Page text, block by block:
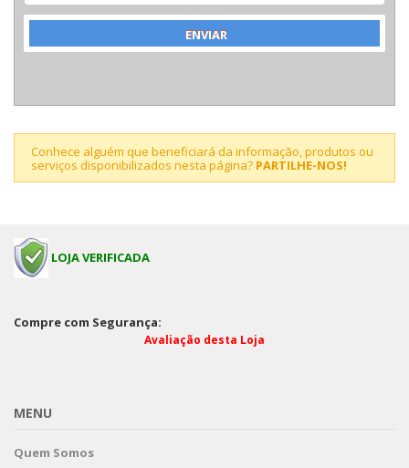
Conhece alguém que beneficiará da informação, produtos ou
serviços disponibilizados nesta página? PARTILHE-NOS!
LOJA VERIFICADA
Compre com Segurança:
Avaliação desta Loja
MENU
Quem Somos